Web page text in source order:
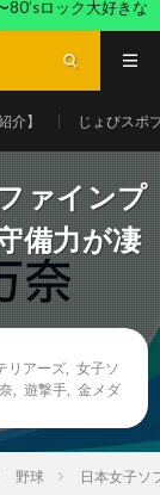
80’sロック大好きな
介】 じょびスポ
ァインプ
備力が凄
リアーズ
女子ソ
遊撃手
金メダ
野球 日本女子ソ